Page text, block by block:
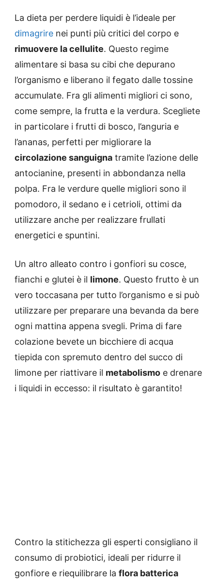
La dieta per perdere liquidi è l’ideale per
dimagrire nei punti più critici del corpo e
rimuovere la cellulite. Questo regime
alimentare si basa su cibi che depurano
l’organismo e liberano il fegato dalle tossine
accumulate. Fra gli alimenti migliori ci sono,
come sempre, la frutta e la verdura. Scegliete
in particolare i frutti di bosco, l’anguria e
l’ananas, perfetti per migliorare la
circolazione sanguigna tramite l’azione delle
antocianine, presenti in abbondanza nella
polpa. Fra le verdure quelle migliori sono il
pomodoro, il sedano e i cetrioli, ottimi da
utilizzare anche per realizzare frullati
energetici e spuntini.
Un altro alleato contro i gonfiori su cosce,
fianchi e glutei è il limone. Questo frutto è un
vero toccasana per tutto l’organismo e si può
utilizzare per preparare una bevanda da bere
ogni mattina appena svegli. Prima di fare
colazione bevete un bicchiere di acqua
tiepida con spremuto dentro del succo di
limone per riattivare il metabolismo e drenare
i liquidi in eccesso: il risultato è garantito!
Contro la stitichezza gli esperti consigliano il
consumo di probiotici, ideali per ridurre il
gonfiore e riequilibrare la flora batterica